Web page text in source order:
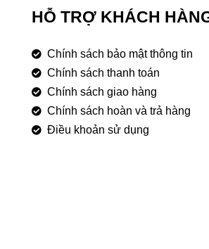
HỖ TRỢ KHÁCH
Chính sách bảo mật thông tin
Chính sách thanh toán
Chính sách giao hàng
Chính sách hoàn và trả hàng
Điều khoản sử dụng